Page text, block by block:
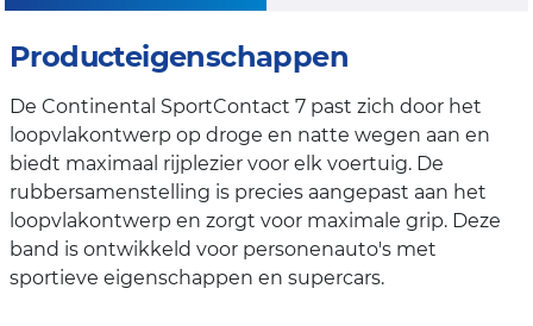
Producteigenschappen
De Continental SportContact 7 past zich door het
loopvlakontwerp op droge en natte wegen aan en
biedt maximaal rijplezier voor elk voertuig. De
rubbersamenstelling is precies aangepast aan het
loopvlakontwerp en zorgt voor maximale grip. Deze
band is ontwikkeld voor personenauto's met
sportieve eigenschappen en supercars.